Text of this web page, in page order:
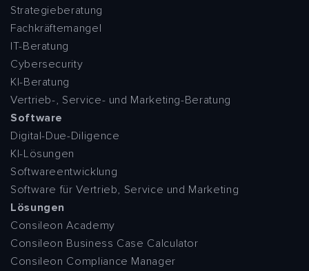
Strategieberatung
Fachkräftemangel
IT-Beratung
Cybersecurity
KI-Beratung
Vertrieb-, Service- und Marketing-Beratung
Software
Digital-Due-Diligence
KI-Lösungen
Softwareentwicklung
Software für Vertrieb, Service und Marketing
Lösungen
Consileon Academy
Consileon Business Case Calculator
Consileon Compliance Manager